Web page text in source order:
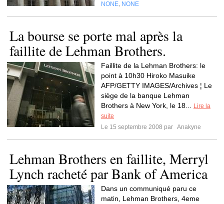
NONE NONE
La bourse se porte mal après la
faillite de Lehman Brothers.
Faillite de la Lehman Brothers: le
point à 10h30 Hiroko Masuike
AFP/GETTY IMAGES/Archives ¦ Le
siège de la banque Lehman
Brothers à New York, le 18...
Lire la
suite
Le 15 septembre 2008 par Anakyne
Lehman Brothers en faillite, Merryl
Lynch racheté par Bank of America
Dans un communiqué paru ce
matin, Lehman Brothers, 4eme